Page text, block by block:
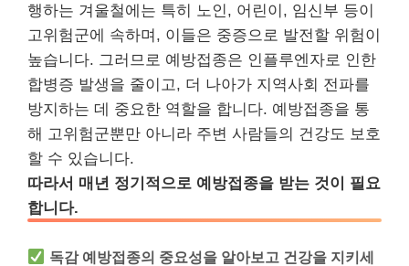
행하는 겨울철에는 특히 노인, 어린이, 임신부 등이
고위험군에 속하며, 이들은 중증으로 발전할 위험이
높습니다. 그러므로 예방접종은 인플루엔자로 인한
합병증 발생을 줄이고, 더 나아가 지역사회 전파를
방지하는 데 중요한 역할을 합니다. 예방접종을 통
해 고위험군뿐만 아니라 주변 사람들의 건강도 보호
할 수 있습니다.
따라서 매년 정기적으로 예방접종을 받는 것이 필요
합니다.
독감 예방접종의 중요성을 알아보고 건강을 지키세